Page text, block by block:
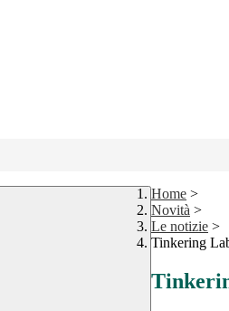
Home >
Novità >
Le notizie >
Tinkering